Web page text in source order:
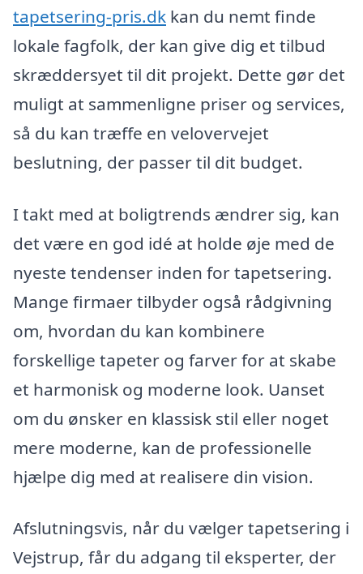
tapetsering-pris.dk kan du nemt finde
lokale fagfolk, der kan give dig et tilbud
skræddersyet til dit projekt. Dette gør det
muligt at sammenligne priser og services,
så du kan træffe en velovervejet
beslutning, der passer til dit budget.
I takt med at boligtrends ændrer sig, kan
det være en god idé at holde øje med de
nyeste tendenser inden for tapetsering.
Mange firmaer tilbyder også rådgivning
om, hvordan du kan kombinere
forskellige tapeter og farver for at skabe
et harmonisk og moderne look. Uanset
om du ønsker en klassisk stil eller noget
mere moderne, kan de professionelle
hjælpe dig med at realisere din vision.
Afslutningsvis, når du vælger tapetsering i
Vejstrup, får du adgang til eksperter, der